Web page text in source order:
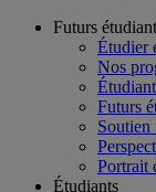
Futurs
Étudier
Nos
Futurs
Soutien
Portrait
Étudiants